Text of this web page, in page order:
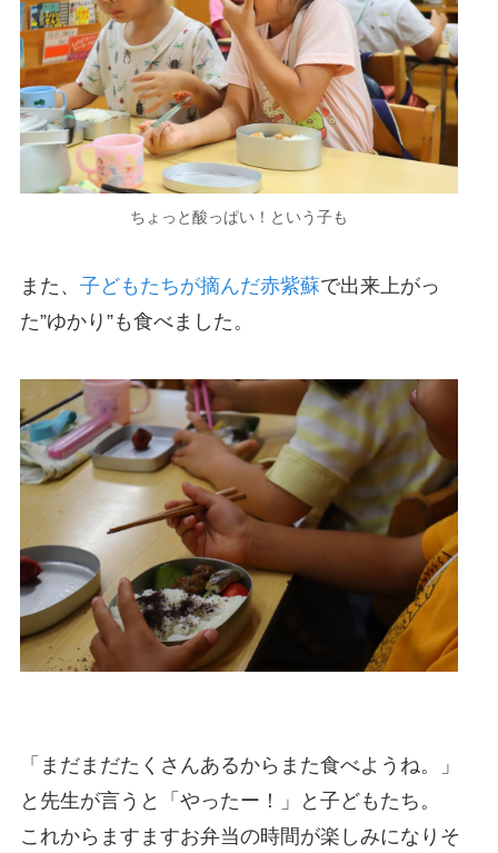
ちょっと酸っぱい！という子も
また、 子どもたちが摘んだ赤紫蘇で出来上がっ
た”ゆかり”も食べました。
「まだまだたくさんあるからまた食べようね。」
と先生が言うと「やったー！」と子どもたち。
これからますますお弁当の時間が楽しみになりそ